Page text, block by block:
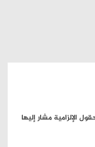
الإلزامية مشار إليها